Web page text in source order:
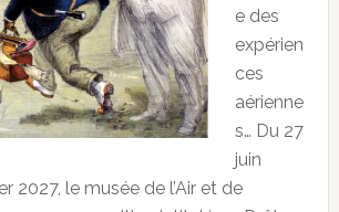
e des
expérien
ces
aérienne
s… Du 27
juin
2027, le musée de l’Air et de